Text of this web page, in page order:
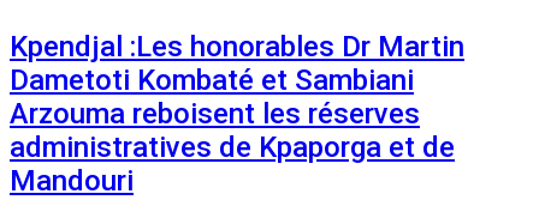
Kpendjal :Les honorables Dr Martin
Dametoti Kombaté et Sambiani
Arzouma reboisent les réserves
administratives de Kpaporga et de
Mandouri